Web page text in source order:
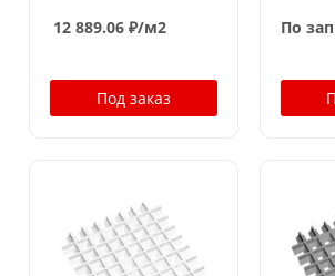
12 889.06 ₽/м2
Под заказ
По